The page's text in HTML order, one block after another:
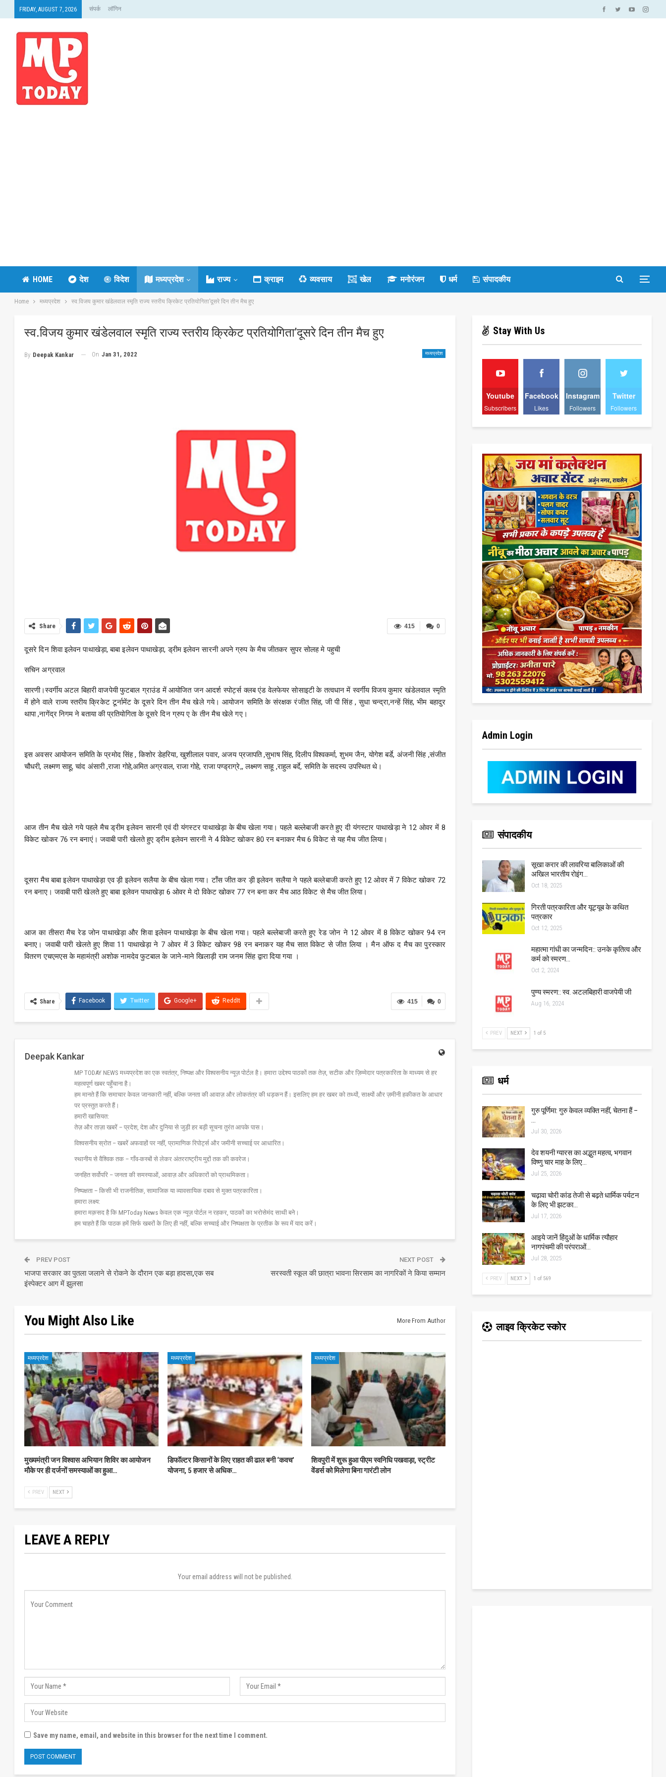
FRIDAY, AUGUST 7, 2026 संपर्क लॉगिन
HOME देश विदेश मध्यप्रदेश राज्य क्राइम व्यवसाय खेल मनोरंजन धर्म संपादकीय
Home मध्यप्रदेश स्व.विजय कुमार खंडेलवाल स्मृति राज्य स्तरीय क्रिकेट प्रतियोगिता’दूसरे दिन तीन मैच हुए
स्व.विजय कुमार खंडेलवाल स्मृति राज्य स्तरीय क्रिकेट प्रतियोगिता’दूसरे दिन तीन मैच हुए
मध्यप्रदेश
By Deepak Kankar On Jan 31, 2022
0
415
Share
दूसरे दिन शिवा इलेवन पाथाखेड़ा, बाबा इलेवन पाथाखेड़ा, ड्रीम इलेवन सारनी अपने ग्रुप के मैच जीतकर सुपर सोलह मे पहुची
सचिन अग्रवाल
सारणी।स्वर्गीय अटल बिहारी वाजपेयी फुटबाल ग्राउंड में आयोजित जन आदर्श स्पोर्ट्स क्लब एंड वेलफेयर सोसाइटी के तत्वधान में स्वर्गीय विजय कुमार खंडेलवाल स्मृति
में होने वाले राज्य स्तरीय क्रिकेट टूर्नामेंट के दूसरे दिन तीन मैच खेले गये। आयोजन समिति के संरक्षक रंजीत सिंह, जी पी सिंह , सुधा चन्द्रा,नन्हें सिंह, भीम बहादुर
थापा ,नागेंद्र निगम ने बताया की प्रतियोगिता के दूसरे दिन ग्रुप ए के तीन मैच खेले गए।
इस अवसर आयोजन समिति के प्रमोद सिंह , किशोर डेहरिया, खुशीलाल पवार, अजय प्रजापति ,सुभाष सिंह, दिलीप विश्वकर्मा, शुभम जैन, योगेश बर्डे, अंजनी सिंह ,संजीत
चौधरी, लक्ष्मण साहू, चांद अंसारी ,राजा गोहे,अमित अग्रवाल, राजा गोहे, राजा पण्ड्राग्रे,, लक्ष्मण साहू ,राहुल बर्दे, समिति के सदस्य उपस्थित थे।
आज तीन मैच खेले गये पहले मैच ड्रीम इलेवन सारनी एवं दी यंगस्टर पाथाखेड़ा के बीच खेला गया। पहले बल्लेबाजी करते हुए दी यंगस्टार पाथाखेड़ा ने 12 ओवर में 8
विकेट खोकर 76 रन बनाएं। जवाबी पारी खेलते हुए ड्रीम इलेवन सारनी ने 4 विकेट खोकर 80 रन बनाकर मैच 6 विकेट से यह मैच जीत लिया।
दूसरा मैच बाबा इलेवन पाथाखेड़ा एव ड़ी इलेवन सलैया के बीच खेला गया। टाँस जीत कर ड़ी इलेवन सलैया ने पहले बल्लेबाजी करते हुए 12 ओवर में 7 विकेट खोकर 72
रन बनाए। जवाबी पारी खेलते हुए बाबा इलेवन पाथाखेड़ा 6 ओवर मे दो विकेट खोकर 77 रन बना कर मैच आठ विकेट से मैच जीत लिया।
आज का तीसरा मैच रेड जोन पाथाखेड़ा और शिवा इलेवन पाथाखेड़ा के बीच खेला गया। पहले बल्लेबाजी करते हुए रेड जोन ने 12 ओवर में 8 विकेट खोकर 94 रन
बनाए। जवाबी पारी खेलते हुए शिवा 11 पाथाखेड़ा ने 7 ओवर में 3 विकेट खोकर 98 रन बनाकर यह मैच सात विकेट से जीत लिया । मैन ऑफ द मैच का पुरस्कार
वितरण एचएमएस के महामंत्री अशोक नामदेव फुटबाल के जाने-माने खिलाड़ी राम जनम सिंह द्वारा दिया गया ।
0
415
Share Facebook Twitter Google+ ReddIt
Deepak Kankar
MP TODAY NEWS मध्यप्रदेश का एक स्वतंत्र, निष्पक्ष और विश्वसनीय न्यूज़ पोर्टल है। हमारा उद्देश्य पाठकों तक तेज़, सटीक और ज़िम्मेदार पत्रकारिता के माध्यम से हर
महत्वपूर्ण खबर पहुँचाना है।
हम मानते हैं कि समाचार केवल जानकारी नहीं, बल्कि जनता की आवाज़ और लोकतंत्र की धड़कन हैं। इसलिए हम हर खबर को तथ्यों, साक्ष्यों और ज़मीनी हकीकत के आधार
पर प्रस्तुत करते हैं।
हमारी खासियत:
तेज़ और ताज़ा खबरें – प्रदेश, देश और दुनिया से जुड़ी हर बड़ी सूचना तुरंत आपके पास।
विश्वसनीय स्रोत – खबरें अफवाहों पर नहीं, प्रामाणिक रिपोर्ट्स और जमीनी सच्चाई पर आधारित।
स्थानीय से वैश्विक तक – गाँव-कस्बों से लेकर अंतरराष्ट्रीय मुद्दों तक की कवरेज।
जनहित सर्वोपरि – जनता की समस्याओं, आवाज़ और अधिकारों को प्राथमिकता।
निष्पक्षता – किसी भी राजनीतिक, सामाजिक या व्यावसायिक दबाव से मुक्त पत्रकारिता।
हमारा लक्ष्य:
हमारा मक़सद है कि MPToday News केवल एक न्यूज़ पोर्टल न रहकर, पाठकों का भरोसेमंद साथी बने।
हम चाहते हैं कि पाठक हमें सिर्फ खबरों के लिए ही नहीं, बल्कि सच्चाई और निष्पक्षता के प्रतीक के रूप में याद करें।
PREV POST
भाजपा सरकार का पुतला जलाने से रोकने के दौरान एक बड़ा हादसा,एक सब
इंस्पेक्टर आग में झुलसा
NEXT POST
सरस्वती स्कूल की छात्रा भावना सिरसाम का नागरिकों ने किया सम्मान
You Might Also Like More From Author
मध्यप्रदेश
मुख्यमंत्री जन विश्वास अभियान शिविर का आयोजन
मौके पर ही दर्जनों समस्याओं का हुआ…
मध्यप्रदेश
डिफॉल्टर किसानों के लिए राहत की ढाल बनी ‘कवच’
योजना, 5 हजार से अधिक…
मध्यप्रदेश
शिवपुरी में शुरू हुआ पीएम स्वनिधि पखवाड़ा, स्ट्रीट
वेंडर्स को मिलेगा बिना गारंटी लोन
PREV NEXT
LEAVE A REPLY
Your email address will not be published.
Save my name, email, and website in this browser for the next time I comment.
Stay With Us
Youtube
Subscribers
Facebook
Likes
Instagram
Followers
Twitter
Followers
Admin Login
संपादकीय
सूखा करार की लावरिया बालिकाओं की
अखिल भारतीय रोइंग…
Oct 18, 2025
गिरती पत्रकारिता और यूट्यूब के कथित
पत्रकार
Oct 12, 2025
महात्मा गांधी का जन्मदिन:: उनके कृतित्व और
कर्म को स्मरण…
Oct 2, 2024
पुण्य स्मरण:: स्व. अटलबिहारी वाजपेयी जी
Aug 16, 2024
PREV NEXT 1 of 5
धर्म
गुरु पूर्णिमा: गुरु केवल व्यक्ति नहीं, चेतना हैं –
Jul 30, 2026
देव शयनी ग्यारस का अद्भुत महत्व, भगवान
विष्णु चार माह के लिए…
Jul 25, 2026
चढ़ावा चोरी कांड तेजी से बढ़ते धार्मिक पर्यटन
के लिए भी झटका…
Jul 17, 2026
आइये जानें हिंदुओं के धार्मिक त्यौहार
नागपंचमी की परंपराओं…
Jul 28, 2025
PREV NEXT 1 of 569
लाइव क्रिकेट स्कोर